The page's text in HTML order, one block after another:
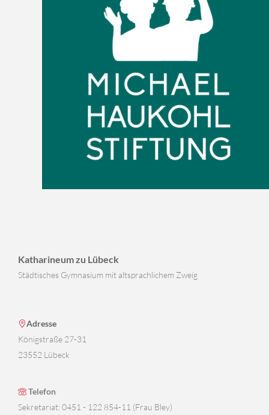
Katharineum zu Lübeck
Städtisches Gymnasium mit altsprachlichem Zweig
Adresse
Königstraße 27-31
23552 Lübeck
Telefon
Sekretariat: 0451 - 122 854-11 (Frau Bley)